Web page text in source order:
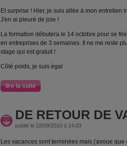
Et surprise ! Hier, je suis allée à mon entretien
J'en ai pleuré de joie !
La formation débutera le 14 octobre pour se
en entreprises de 3 semaines. Il ne me reste
stage qui est gratuit !
Côté poids, je suis égal
lire la suite
DE RETOUR DE
publié le 22/09/2010 à 14:03
Les vacances sont terminées mais j'avoue